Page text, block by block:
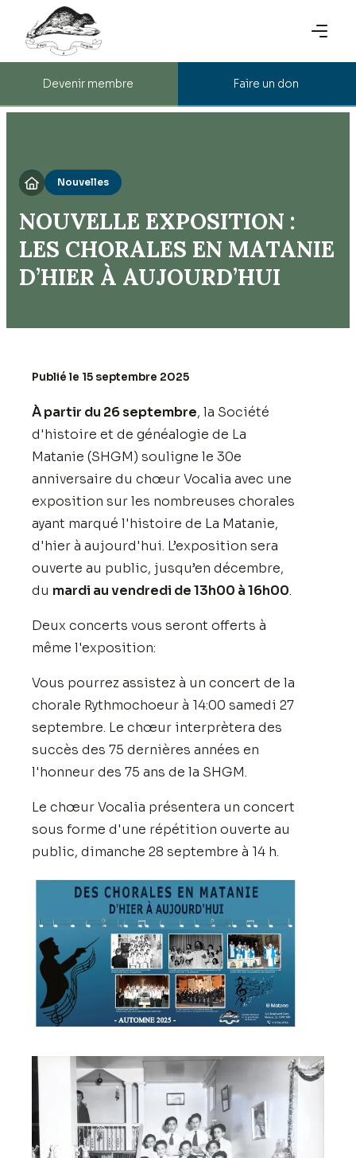
Devenir membre Faire un don
 Nouvelles
NOUVELLE EXPOSITION :
LES CHORALES EN MATANIE
D’HIER À AUJOURD’HUI
Publié le 15 septembre 2025
À partir du 26 septembre, la Société
d'histoire et de généalogie de La
Matanie (SHGM) souligne le 30e
anniversaire du chœur Vocalia avec une
exposition sur les nombreuses chorales
ayant marqué l'histoire de La Matanie,
d'hier à aujourd'hui. L’exposition sera
ouverte au public, jusqu’en décembre,
du mardi au vendredi de 13h00 à 16h00.
Deux concerts vous seront offerts à
même l'exposition:
Vous pourrez assistez à un concert de la
chorale Rythmochoeur à 14:00 samedi 27
septembre. Le chœur interprètera des
succès des 75 dernières années en
l'honneur des 75 ans de la SHGM.
Le chœur Vocalia présentera un concert
sous forme d'une répétition ouverte au
public, dimanche 28 septembre à 14 h.